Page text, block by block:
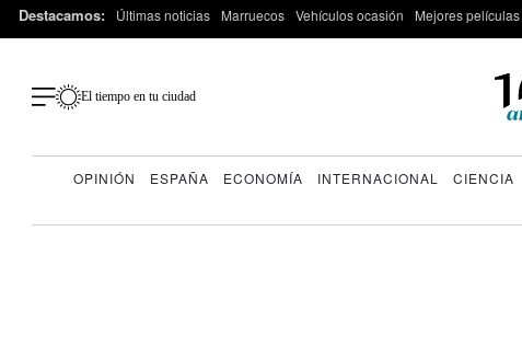
Destacamos: Últimas noticias Marruecos Vehículos ocasión Mejores
El tiempo en tu ciudad
OPINIÓN ESPAÑA ECONOMÍA INTERNACIONAL CIENCIA